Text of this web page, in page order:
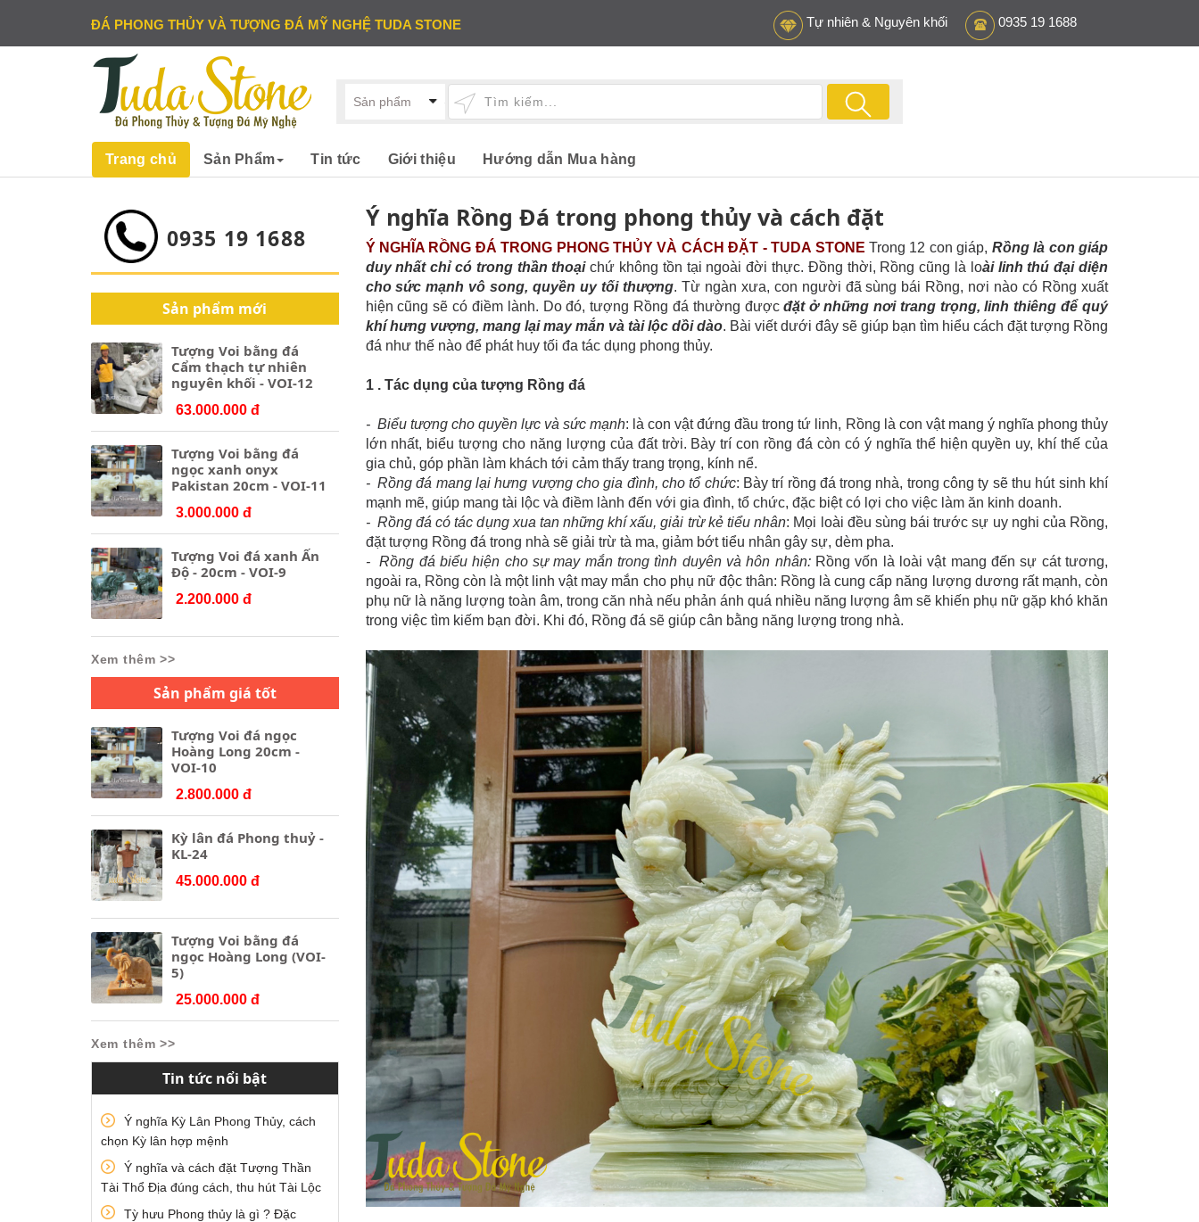
ĐÁ PHONG THỦY VÀ TƯỢNG ĐÁ MỸ NGHỆ TUDA STONE 0935 19 1688
Tự nhiên & Nguyên khối
Trang chủ Sản Phẩm Tin tức Giới thiệu Hướng dẫn Mua hàng
0935 19 1688
Sản phẩm mới
Tượng Voi bằng đá
Cẩm thạch tự nhiên
nguyên khối - VOI-12
63.000.000 đ
Tượng Voi bằng đá
ngọc xanh onyx
Pakistan 20cm - VOI-11
3.000.000 đ
Tượng Voi đá xanh Ấn
Độ - 20cm - VOI-9
2.200.000 đ
Xem thêm >>
Sản phẩm giá tốt
Tượng Voi đá ngọc
Hoàng Long 20cm -
VOI-10
2.800.000 đ
Kỳ lân đá Phong thuỷ -
KL-24
45.000.000 đ
Tượng Voi bằng đá
ngọc Hoàng Long (VOI-
5)
25.000.000 đ
Xem thêm >>
Tin tức nổi bật
Ý nghĩa Kỳ Lân Phong Thủy, cách
chọn Kỳ lân hợp mệnh
Ý nghĩa và cách đặt Tượng Thần
Tài Thổ Địa đúng cách, thu hút Tài Lộc
Tỳ hưu Phong thủy là gì ? Đặc
Ý nghĩa Rồng Đá trong phong thủy và cách đặt
Ý NGHĨA RỒNG ĐÁ TRONG PHONG THỦY VÀ CÁCH ĐẶT - TUDA STONE Trong 12 con giáp, Rồng là con giáp
duy nhất chỉ có trong thần thoạichứ không tồn tại ngoài đời thực. Đồng thời, Rồng cũng là loài linh thú đại diện
cho sức mạnh vô song, quyền uy tối thượng. Từ ngàn xưa, con người đã sùng bái Rồng, nơi nào có Rồng xuất
hiện cũng sẽ có điềm lành. Do đó, tượng Rồng đá thường đượcđặt ở những nơi trang trọng, linh thiêng để quý
khí hưng vượng, mang lại may mắn và tài lộc dồi dào. Bài viết dưới đây sẽ giúp bạn tìm hiểu cách đặt tượng Rồng
đá như thế nào để phát huy tối đa tác dụng phong thủy.
1 . Tác dụng của tượng Rồng đá
- Biểu tượng cho quyền lực và sức mạnh: là con vật đứng đầu trong tứ linh, Rồng là con vật mang ý nghĩa phong thủy
lớn nhất, biểu tượng cho năng lượng của đất trời. Bày trí con rồng đá còn có ý nghĩa thể hiện quyền uy, khí thế của
gia chủ, góp phần làm khách tới cảm thấy trang trọng, kính nể.
- Rồng đá mang lại hưng vượng cho gia đình, cho tổ chức: Bày trí rồng đá trong nhà, trong công ty sẽ thu hút sinh khí
mạnh mẽ, giúp mang tài lộc và điềm lành đến với gia đình, tổ chức, đặc biệt có lợi cho việc làm ăn kinh doanh.
- Rồng đá có tác dụng xua tan những khí xấu, giải trừ kẻ tiểu nhân: Mọi loài đều sùng bái trước sự uy nghi của Rồng,
đặt tượng Rồng đá trong nhà sẽ giải trừ tà ma, giảm bớt tiểu nhân gây sự, dèm pha.
- Rồng đá biểu hiện cho sự may mắn trong tình duyên và hôn nhân:Rồng vốn là loài vật mang đến sự cát tương,
ngoài ra, Rồng còn là một linh vật may mắn cho phụ nữ độc thân: Rồng là cung cấp năng lượng dương rất mạnh, còn
phụ nữ là năng lượng toàn âm, trong căn nhà nếu phản ánh quá nhiều năng lượng âm sẽ khiến phụ nữ gặp khó khăn
trong việc tìm kiếm bạn đời. Khi đó, Rồng đá sẽ giúp cân bằng năng lượng trong nhà.